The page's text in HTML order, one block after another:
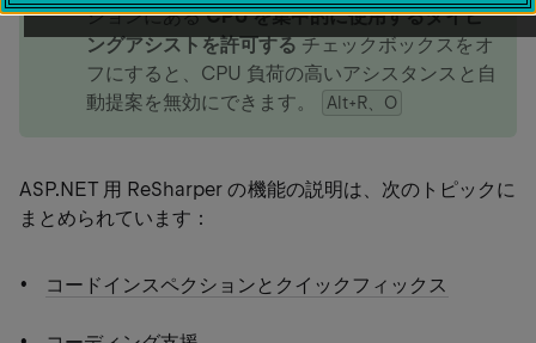
ションにあるCPU を集中的に使用するタイピ
ングアシストを許可するチェックボックスをオ
フにすると、CPU 負荷の高いアシスタンスと自
動提案を無効にできます。
Alt+R、O
ASP.NET 用 ReSharper の機能の説明は、次のトピックに
まとめられています：
コードインスペクションとクイックフィックス